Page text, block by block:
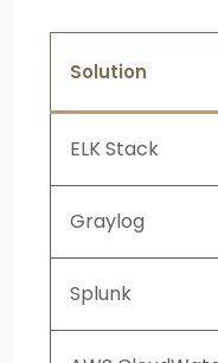
Solution
ELK Stack
Graylog
Splunk